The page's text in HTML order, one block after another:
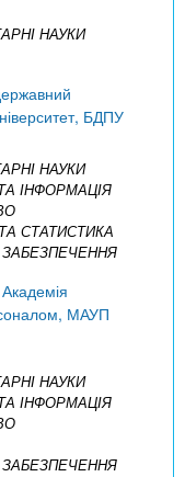
НАУКИ
БДПУ
НАУКИ
ІНФОРМАЦІЯ
СТАТИСТИКА
МАУП
НАУКИ
ІНФОРМАЦІЯ